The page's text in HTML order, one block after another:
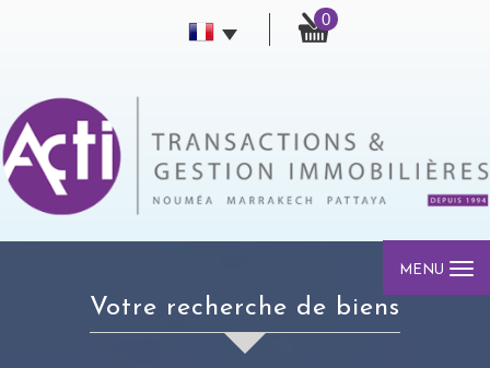
0
MENU
votre recherche de biens